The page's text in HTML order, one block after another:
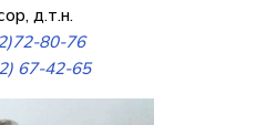
д.т.н.
80-76
67-42-65